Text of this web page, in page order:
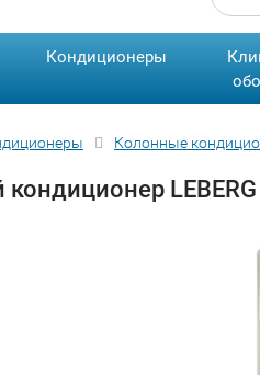
Кондиционеры
Колонные